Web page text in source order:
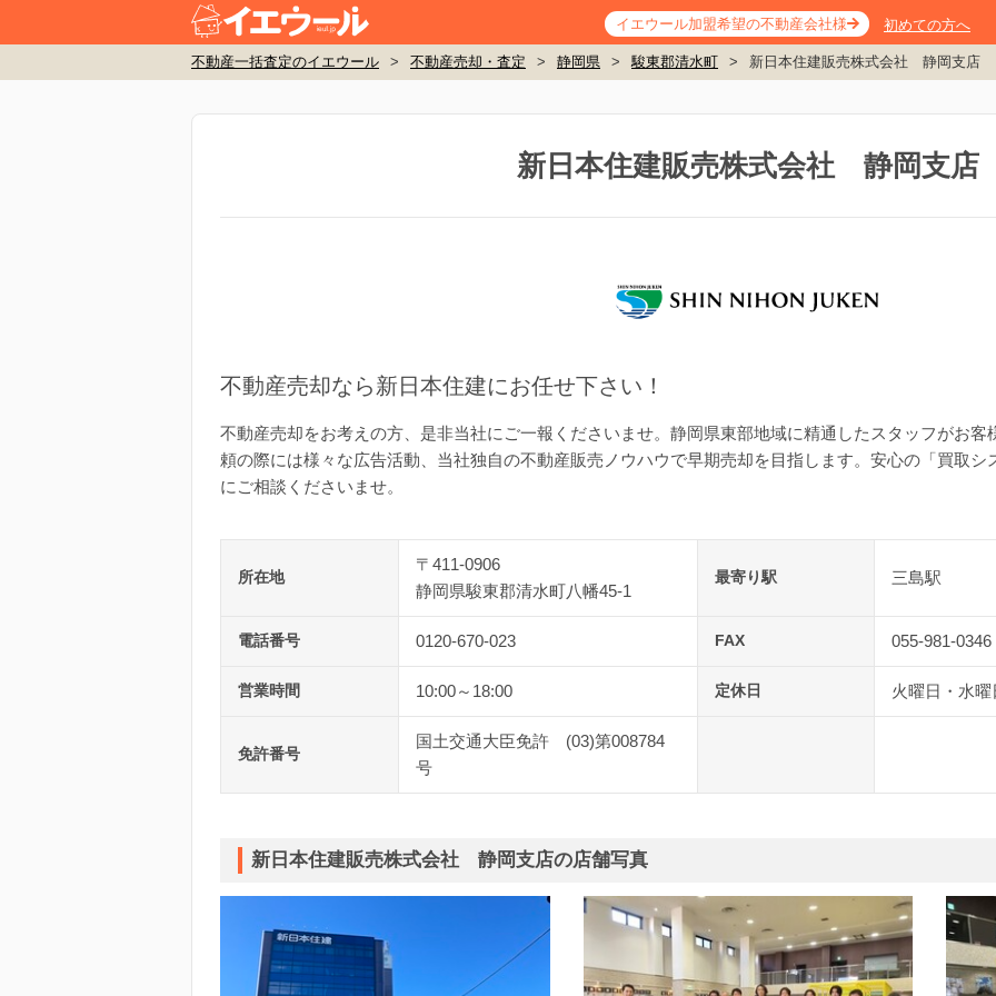
イエウール加盟希望の不動産会社様 初めての方へ
不動産一括査定のイエウール > 不動産売却・査定 > 静岡県 > 駿東郡清水町 > 新日本住建販売株式会社 静岡支店
新日本住建販売株式会社 静岡支店
不動産売却なら新日本住建にお任せ下さい！
不動産売却をお考えの方、是非当社にご一報くださいませ。静岡県東部地域に精通したスタッフがお
頼の際には様々な広告活動、当社独自の不動産販売ノウハウで早期売却を目指します。安心の「買取
にご相談くださいませ。
所在地
〒411-0906
静岡県駿東郡清水町八幡45-1
最寄り駅 三島駅
電話番号 0120-670-023 FAX 055-981-0346
営業時間 10:00～18:00 定休日 火曜日・水曜
免許番号
国土交通大臣免許 (03)第008784
号
新日本住建販売株式会社 静岡支店の店舗写真